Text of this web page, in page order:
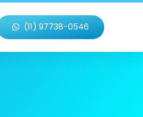
(11) 97738-0546